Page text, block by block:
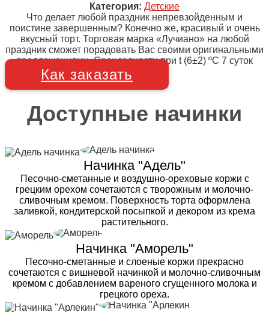
Категория: Детские
Что делает любой праздник непревзойденным и
поистине завершенным? Конечно же, красивый и очень
вкусный торт. Торговая марка «Лучиано» на любой
праздник сможет порадовать Вас своими оригинальными
предложениями. Срок годности при t (6±2) ºC 7 суток
Как заказать
Доступные начинки
Начинка "Адель"
Песочно-сметанные и воздушно-ореховые коржи с
грецким орехом сочетаются с творожным и молочно-
сливочным кремом. Поверхность торта оформлена
заливкой, кондитерской посыпкой и декором из крема
растительного.
Начинка "Аморель"
Песочно-сметанные и слоеные коржи прекрасно
сочетаются с вишневой начинкой и молочно-сливочным
кремом с добавлением вареного сгущенного молока и
грецкого ореха.